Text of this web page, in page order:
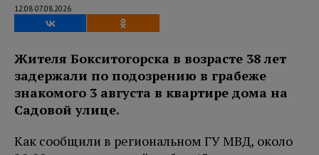
12:08 07.08.2026
Жителя Бокситогорска в возрасте 38 лет
задержали по подозрению в грабеже
знакомого 3 августа в квартире дома на
Садовой улице.
Как сообщили в региональном ГУ МВД, около